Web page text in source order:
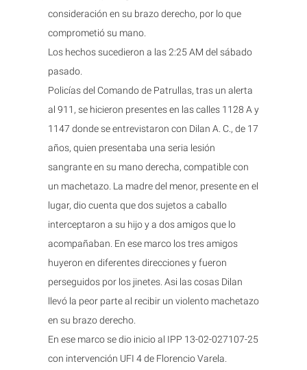
consideración en su brazo derecho, por lo que
comprometió su mano.
Los hechos sucedieron a las 2:25 AM del sábado
pasado.
Policías del Comando de Patrullas, tras un alerta
al 911, se hicieron presentes en las calles 1128 A y
1147 donde se entrevistaron con Dilan A. C., de 17
años, quien presentaba una seria lesión
sangrante en su mano derecha, compatible con
un machetazo. La madre del menor, presente en el
lugar, dio cuenta que dos sujetos a caballo
interceptaron a su hijo y a dos amigos que lo
acompañaban. En ese marco los tres amigos
huyeron en diferentes direcciones y fueron
perseguidos por los jinetes. Asi las cosas Dilan
llevó la peor parte al recibir un violento machetazo
en su brazo derecho.
En ese marco se dio inicio al IPP 13-02-027107-25
con intervención UFI 4 de Florencio Varela.